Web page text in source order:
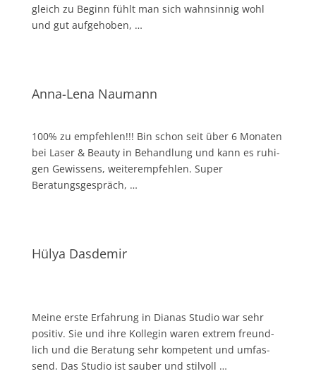
gleich zu Beginn fühlt man sich wahn­sin­nig wohl
und gut aufgehoben, …
Anna-Lena Naumann
100% zu emp­feh­len!!! Bin schon seit über 6 Mona­ten
bei Laser & Beau­ty in Behand­lung und kann es ruhi­
gen Gewis­sens, wei­ter­emp­feh­len. Super
Beratungsgespräch, …
Hülya Dasdemir
Mei­ne ers­te Erfah­rung in Dia­nas Stu­dio war sehr
posi­tiv. Sie und ihre Kol­le­gin waren extrem freund­
lich und die Bera­tung sehr kom­pe­tent und umfas­
send. Das Stu­dio ist sau­ber und stilvoll …